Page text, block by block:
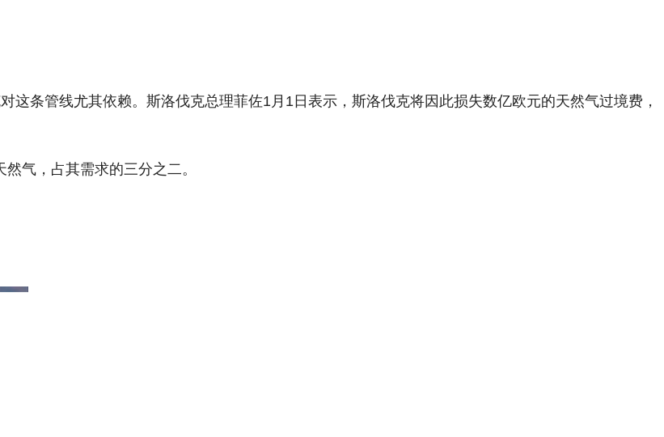
这条管线尤其依赖。斯洛伐克总理菲佐1月1日表示，斯洛伐克将因此损失数亿欧元的天然气过境费，
气，占其需求的三分之二。